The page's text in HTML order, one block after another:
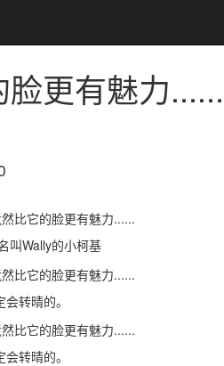
更有魅力......
Wally的小柯基
转晴的。
转晴的。